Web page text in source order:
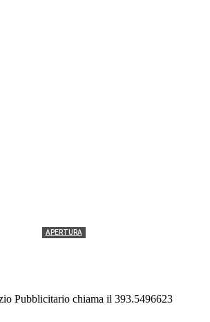
APERTURA
Pubblicitario chiama il 393.5496623